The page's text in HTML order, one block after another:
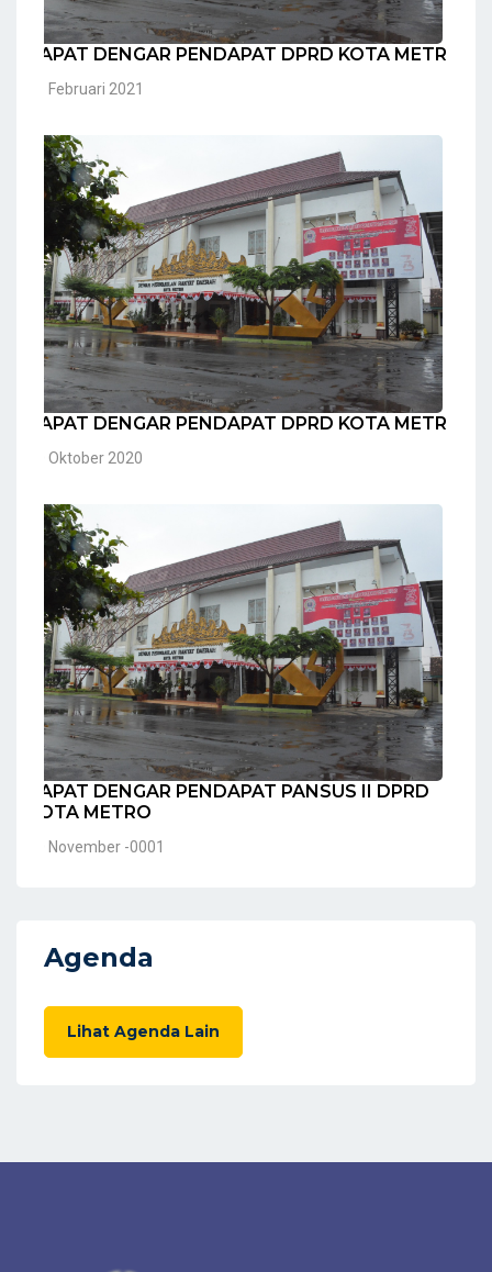
RAPAT DENGAR PENDAPAT DPRD KOTA METRO
05 Februari 2021
RAPAT DENGAR PENDAPAT DPRD KOTA METRO
20 Oktober 2020
RAPAT DENGAR PENDAPAT PANSUS II DPRD
KOTA METRO
30 November -0001
Agenda
Lihat Agenda Lain